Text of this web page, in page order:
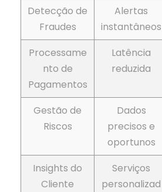
Detecção de
Fraudes
Alertas
instantâneos
Processame
nto de
Pagamentos
Latência
reduzida
Gestão de
Riscos
Dados
precisos e
oportunos
Insights do
Cliente
Serviços
personalizad